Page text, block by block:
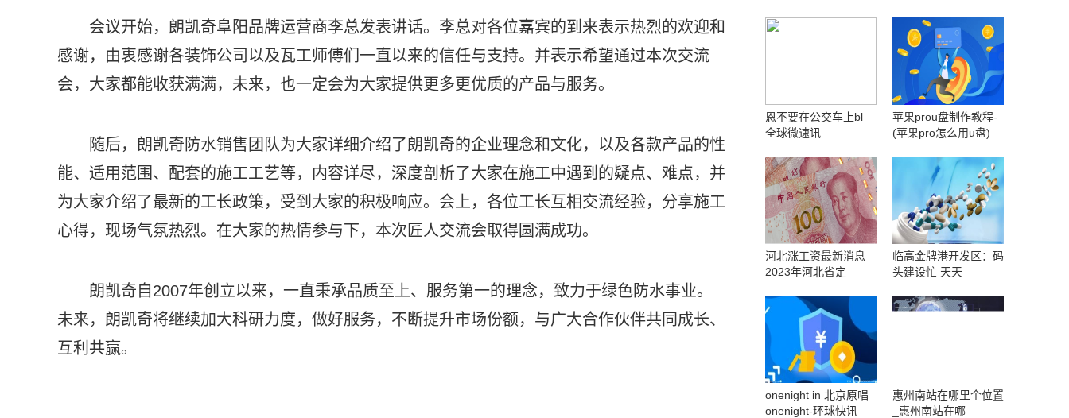
会议开始，朗凯奇阜阳品牌运营商李总发表讲话。李总对各位嘉宾的到来表示热烈的欢迎和
感谢，由衷感谢各装饰公司以及瓦工师傅们一直以来的信任与支持。并表示希望通过本次交流
会，大家都能收获满满，未来，也一定会为大家提供更多更优质的产品与服务。
随后，朗凯奇防水销售团队为大家详细介绍了朗凯奇的企业理念和文化，以及各款产品的性
能、适用范围、配套的施工工艺等，内容详尽，深度剖析了大家在施工中遇到的疑点、难点，并
为大家介绍了最新的工长政策，受到大家的积极响应。会上，各位工长互相交流经验，分享施工
心得，现场气氛热烈。在大家的热情参与下，本次匠人交流会取得圆满成功。
朗凯奇自2007年创立以来，一直秉承品质至上、服务第一的理念，致力于绿色防水事业。
未来，朗凯奇将继续加大科研力度，做好服务，不断提升市场份额，与广大合作伙伴共同成长、
互利共赢。
恩不要在公交车上bl
全球微速讯
苹果prou盘制作教程-
(苹果pro怎么用u盘)
河北涨工资最新消息
2023年河北省定
临高金牌港开发区：码
头建设忙 天天
onenight in 北京原唱
onenight-环球快讯
惠州南站在哪里个位置
_惠州南站在哪